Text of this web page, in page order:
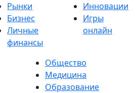
Рынки
Бизнес
Личные
финансы
Инновации
Игры
онлайн
Общество
Медицина
Образование